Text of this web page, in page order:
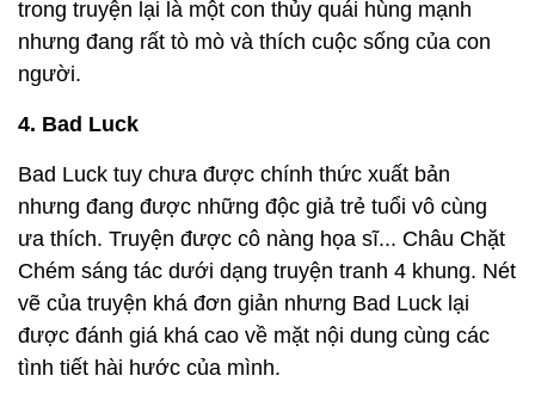
trong truyện lại là một con thủy quái hùng mạnh
nhưng đang rất tò mò và thích cuộc sống của con
người.
4. Bad Luck
Bad Luck tuy chưa được chính thức xuất bản
nhưng đang được những độc giả trẻ tuổi vô cùng
ưa thích. Truyện được cô nàng họa sĩ... Châu Chặt
Chém sáng tác dưới dạng truyện tranh 4 khung. Nét
vẽ của truyện khá đơn giản nhưng Bad Luck lại
được đánh giá khá cao về mặt nội dung cùng các
tình tiết hài hước của mình.